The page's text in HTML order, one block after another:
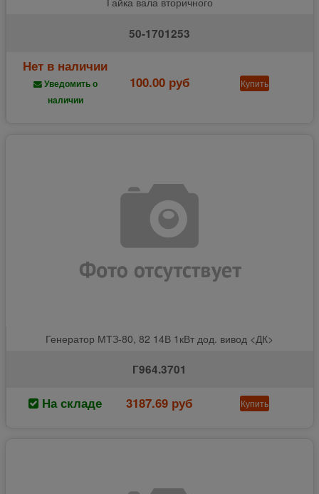
50-1701253
Нет в наличии
Уведомить о
наличии
100.00 руб Купить
Генератор МТЗ-80, 82 14В 1кВт дод. вивод <ДК>
Г964.3701
На складе 3187.69 руб Купить